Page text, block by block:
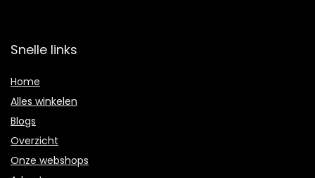
Snelle links
Home
Alles winkelen
Blogs
Overzicht
Onze webshops